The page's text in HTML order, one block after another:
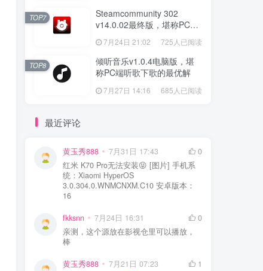
Steamcommunity 302
v14.0.02最终版，堪称PC玩
家必备的网络工具箱
7月24日 21:02 725人已阅读
TOP7
倾听音乐v1.0.4电脑版，堪
称PC端听歌下歌的最优解
7月27日 14:16 685人已阅读
TOP8
最近评论
黄玉秀888 7月31日 17:43
0
红米 K70 Pro无法安装😝 [图片] 手机系
统：Xiaomi HyperOS
3.0.304.0.WNMCNXM.C10 安卓版本：
16
fkksnn 7月24日 16:31
0
亲测，这个源放在影视仓里可以播放，
棒
黄玉秀888 7月21日 07:23
1